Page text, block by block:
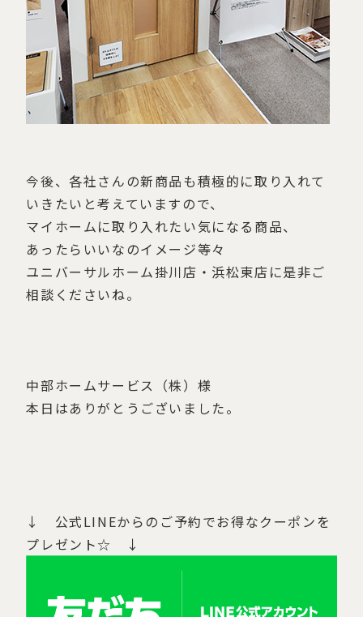
今後、各社さんの新商品も積極的に取り入れて
いきたいと考えていますので、
マイホームに取り入れたい気になる商品、
あったらいいなのイメージ等々
ユニバーサルホーム掛川店・浜松東店に是非ご
相談くださいね。
中部ホームサービス（株）様
本日はありがとうございました。
↓ 公式LINEからのご予約でお得なクーポンを
プレゼント☆ ↓